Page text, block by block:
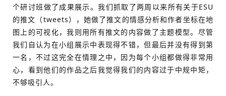
个研讨班做了成果展示。我们抓取了两周以来所有关于ESU
的推文（tweets），她做了推文的情感分析和作者坐标在地
图上的可视化，我则用所有推文的内容做了主题模型。尽管
我们自认为在小组展示中表现得不错，但最后并没有得到第
一名，不过这完全在情理之中，因为每个小组都做得非常用
心，看到他们的作品之后我觉得我们的内容过于中规中矩，
不够吸引人。